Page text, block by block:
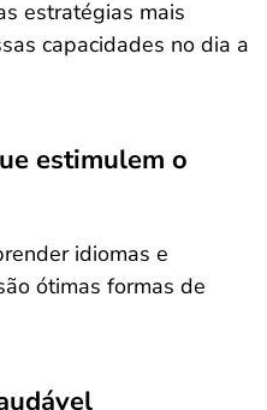
estratégias mais
capacidades no dia a
estimulem o
idiomas e
ótimas formas de